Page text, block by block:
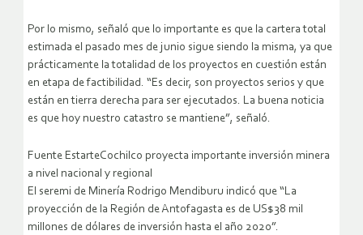
Por lo mismo, señaló que lo importante es que la cartera total
estimada el pasado mes de junio sigue siendo la misma, ya que
prácticamente la totalidad de los proyectos en cuestión están
en etapa de factibilidad. “Es decir, son proyectos serios y que
están en tierra derecha para ser ejecutados. La buena noticia
es que hoy nuestro catastro se mantiene”, señaló.
Fuente EstarteCochilco proyecta importante inversión minera
a nivel nacional y regional
El seremi de Minería Rodrigo Mendiburu indicó que “La
proyección de la Región de Antofagasta es de US$38 mil
millones de dólares de inversión hasta el año 2020”.